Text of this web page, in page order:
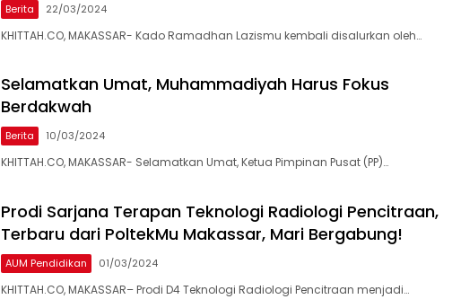
Berita 22/03/2024
KHITTAH.CO, MAKASSAR- Kado Ramadhan Lazismu kembali disalurkan oleh…
Selamatkan Umat, Muhammadiyah Harus Fokus
Berdakwah
Berita 10/03/2024
KHITTAH.CO, MAKASSAR- Selamatkan Umat, Ketua Pimpinan Pusat (PP)…
Prodi Sarjana Terapan Teknologi Radiologi Pencitraan,
Terbaru dari PoltekMu Makassar, Mari Bergabung!
AUM Pendidikan 01/03/2024
KHITTAH.CO, MAKASSAR– Prodi D4 Teknologi Radiologi Pencitraan menjadi…